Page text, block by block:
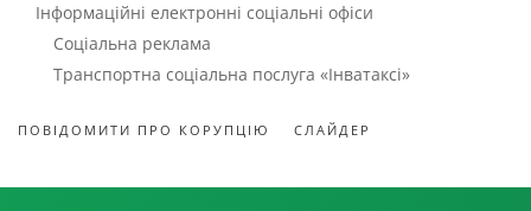
Інформаційні електронні соціальні офіси
Соціальна реклама
Транспортна соціальна послуга «Інватаксі»
ПОВІДОМИТИ ПРО КОРУПЦІЮ СЛАЙДЕР